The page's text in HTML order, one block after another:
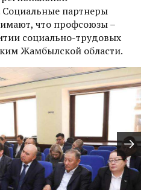
Социальные партнеры
что профсоюзы –
социально-трудовых
Жамбылской области.